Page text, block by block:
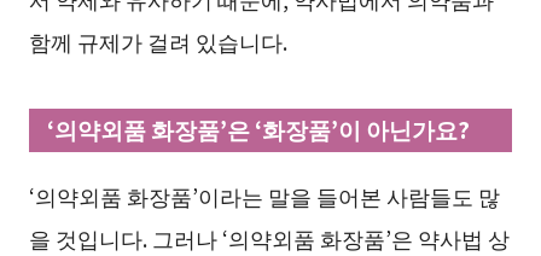
함께 규제가 걸려 있습니다.
‘의약외품 화장품’은 ‘화장품’이 아닌가요?
‘의약외품 화장품’이라는 말을 들어본 사람들도 많
을 것입니다. 그러나 ‘의약외품 화장품’은 약사법 상